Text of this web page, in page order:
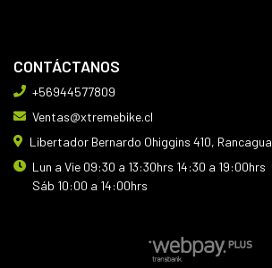
CONTÁCTANOS
+56944577809
Ventas@xtremebike.cl
Libertador Bernardo Ohiggins 410, Rancagua
Lun a Vie 09:30 a 13:30hrs 14:30 a 19:00hrs
Sáb 10:00 a 14:00hrs